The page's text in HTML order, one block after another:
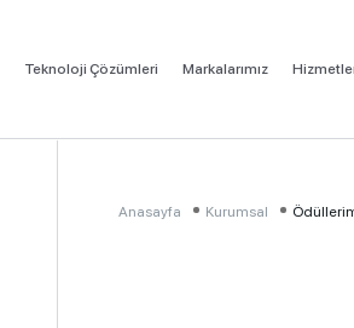
Teknoloji Çözümleri Markalarımız
Anasayfa Kurumsal